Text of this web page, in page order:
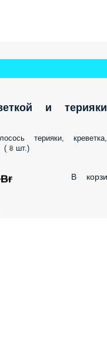
и терияки
терияки, креветка,
(8шт.)
В